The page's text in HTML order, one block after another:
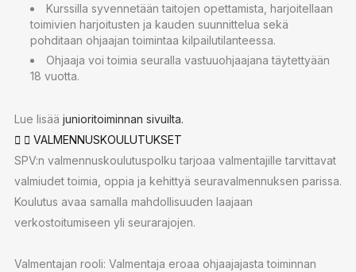
Kurssilla syvennetään taitojen opettamista, harjoitellaan
toimivien harjoitusten ja kauden suunnittelua sekä
pohditaan ohjaajan toimintaa kilpailutilanteessa.
Ohjaaja voi toimia seuralla vastuuohjaajana täytettyään
18 vuotta.
Lue lisää junioritoiminnan sivuilta.
VALMENNUSKOULUTUKSET
SPV:n valmennuskoulutuspolku tarjoaa valmentajille tarvittavat
valmiudet toimia, oppia ja kehittyä seuravalmennuksen parissa.
Koulutus avaa samalla mahdollisuuden laajaan
verkostoitumiseen yli seurarajojen.
Valmentajan rooli: Valmentaja eroaa ohjaajajasta toiminnan